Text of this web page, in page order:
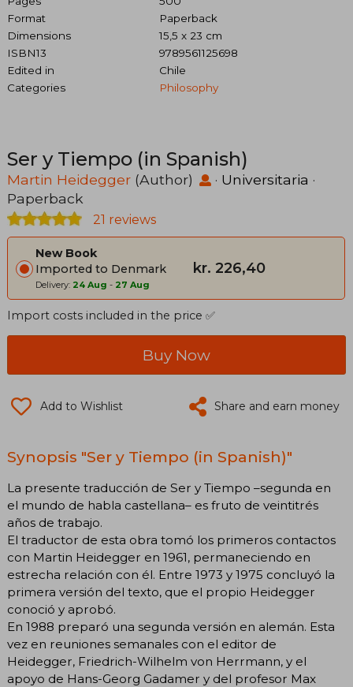
Format
Paperback
Dimensions
15,5 x 23 cm
ISBN13
9789561125698
Edited in
Chile
Categories
Philosophy
Ser y Tiempo (in Spanish)
Martin Heidegger (Author) · Universitaria ·
Paperback
21 reviews
New Book
Imported to Denmark
Delivery: 24 Aug - 27 Aug
kr. 226,40
Import costs included in the price ✅
Buy Now
Add to Wishlist Share and earn money
Synopsis "Ser y Tiempo (in Spanish)"
La presente traducción de Ser y Tiempo –segunda en
el mundo de habla castellana– es fruto de veintitrés
años de trabajo.
El traductor de esta obra tomó los primeros contactos
con Martin Heidegger en 1961, permaneciendo en
estrecha relación con él. Entre 1973 y 1975 concluyó la
primera versión del texto, que el propio Heidegger
conoció y aprobó.
En 1988 preparó una segunda versión en alemán. Esta
vez en reuniones semanales con el editor de
Heidegger, Friedrich-Wilhelm von Herrmann, y el
apoyo de Hans-Georg Gadamer y del profesor Max